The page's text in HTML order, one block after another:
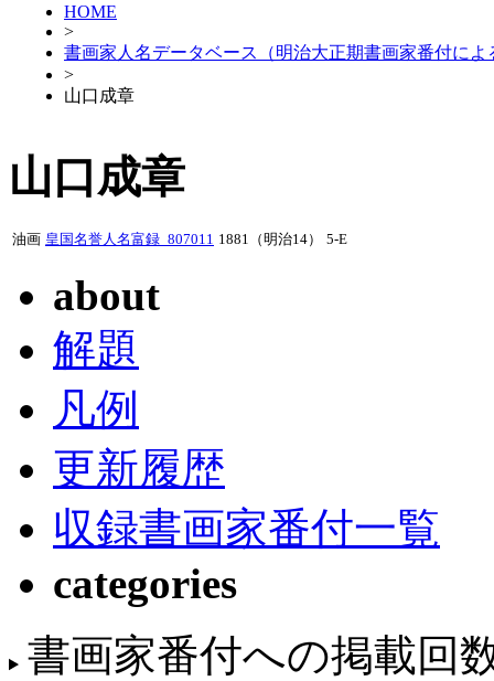
HOME
>
書画家人名データベース（明治大正期書画家番付によ
>
山口成章
山口成章
油画 皇国名誉人名富録_807011 1881（明治14） 5-E
about
解題
凡例
更新履歴
収録書画家番付一覧
categories
書画家番付への掲載回